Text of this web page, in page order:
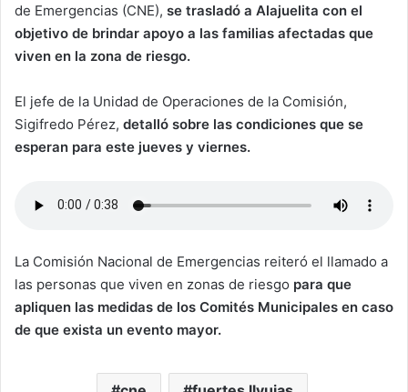
de Emergencias (CNE), se trasladó a Alajuelita con el
objetivo de brindar apoyo a las familias afectadas que
viven en la zona de riesgo.
El jefe de la Unidad de Operaciones de la Comisión,
Sigifredo Pérez, detalló sobre las condiciones que se
esperan para este jueves y viernes.
La Comisión Nacional de Emergencias reiteró el llamado a
las personas que viven en zonas de riesgo para que
apliquen las medidas de los Comités Municipales en caso
de que exista un evento mayor.